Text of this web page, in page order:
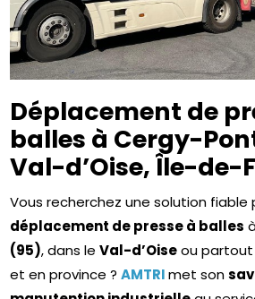
Déplacement de
balles à Cergy-
Val-d’Oise, Île-de-
Vous recherchez une solution fiable
déplacement de presse à balles
(95), dans leVal-d’Oiseou
et en province ?AMTRImet son